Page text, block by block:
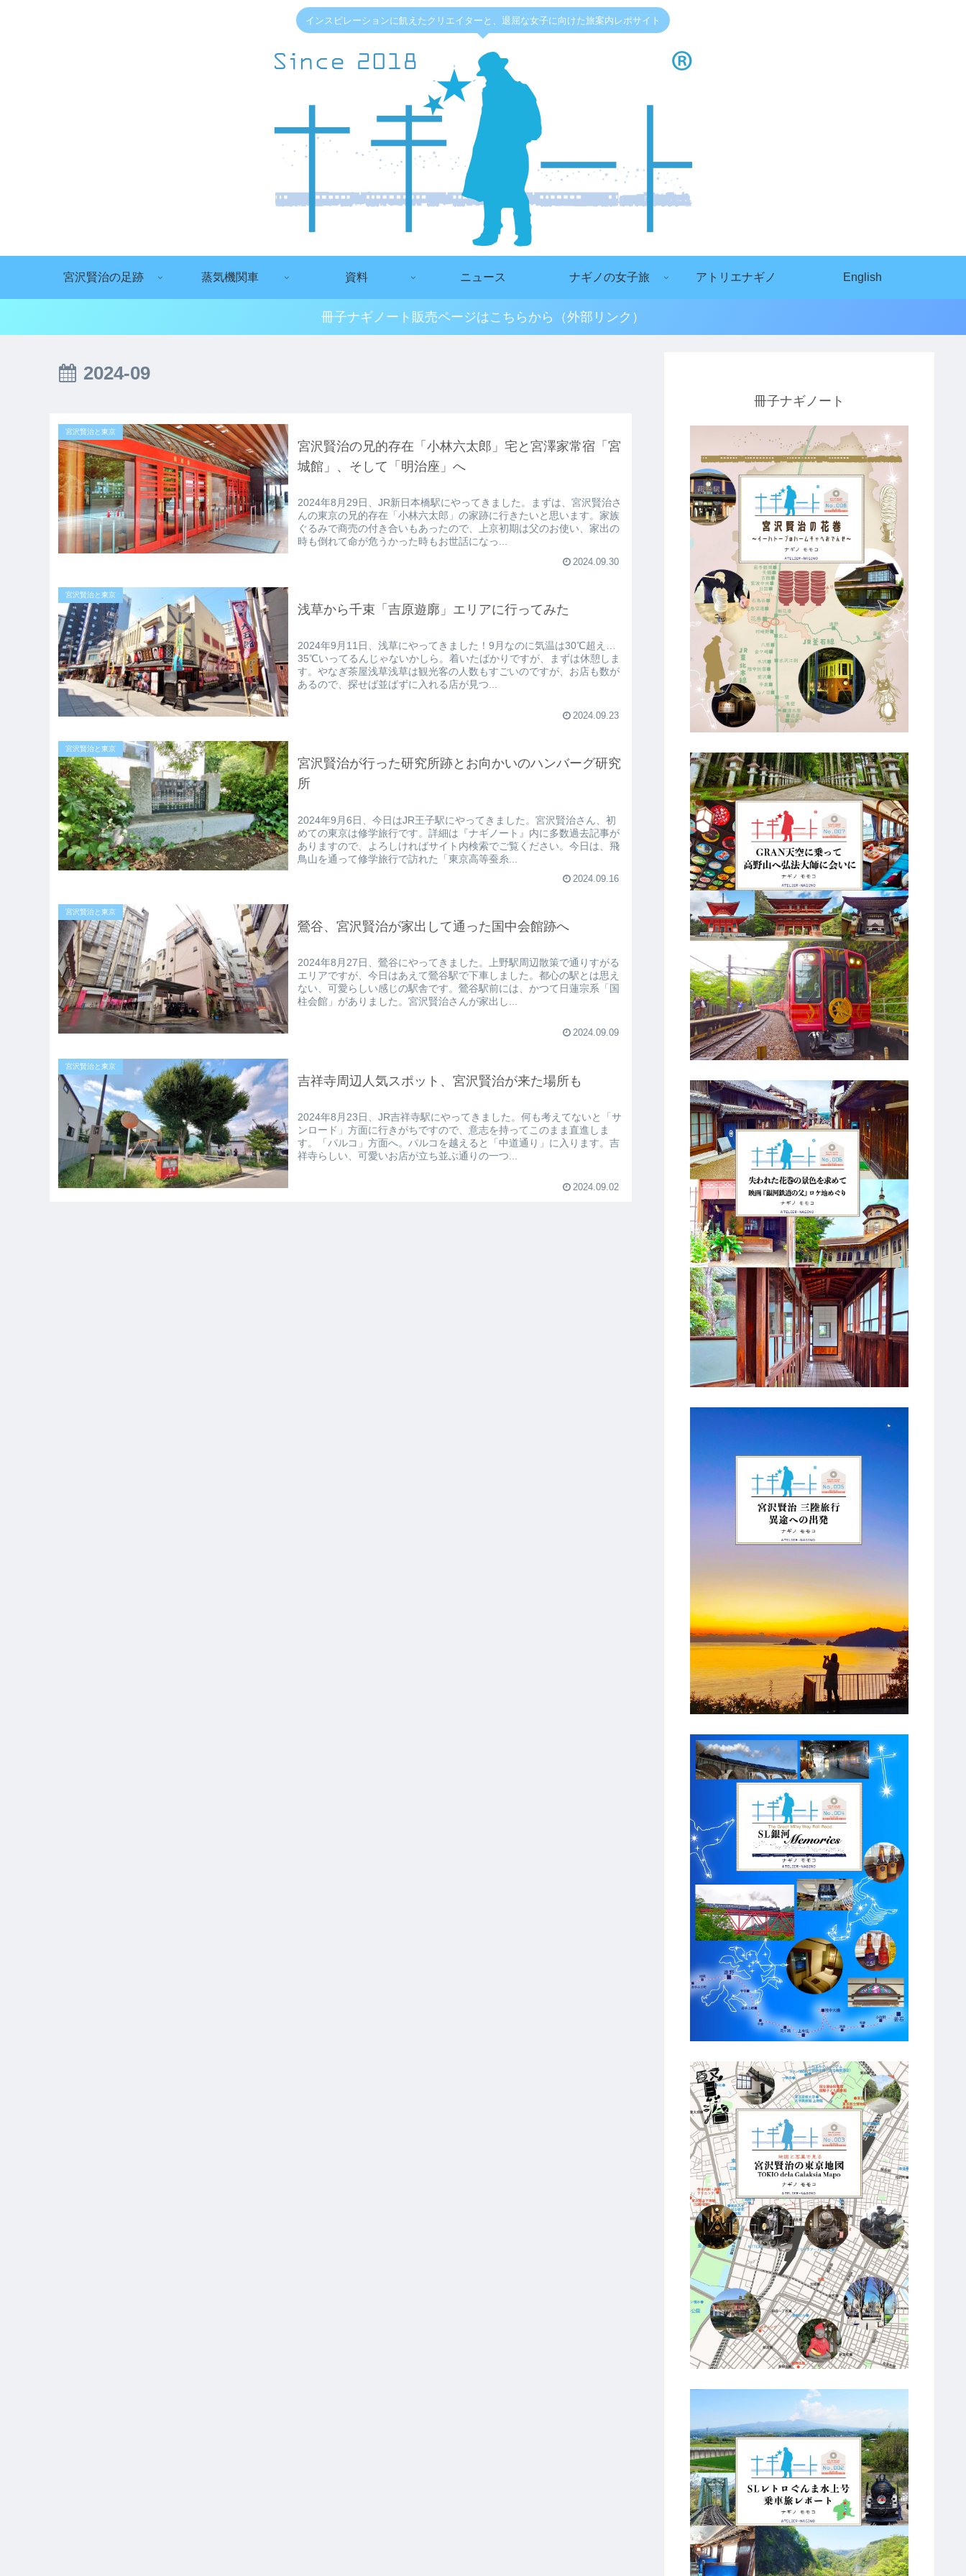
インスピレーションに飢えたクリエイターと、退屈な女子に向けた旅案内レポサイト
宮沢賢治の足跡 蒸気機関車 資料 ニュース ナギノの女子旅 アトリエナギノ English
冊子ナギノート販売ページはこちらから（外部リンク）
2024-09
宮沢賢治と東京
宮沢賢治の兄的存在「小林六太郎」宅と宮澤家常宿「宮
城館」、そして「明治座」へ
2024年8月29日、JR新日本橋駅にやってきました。まずは、宮沢賢治さ
んの東京の兄的存在「小林六太郎」の家跡に行きたいと思います。家族
ぐるみで商売の付き合いもあったので、上京初期は父のお使い、家出の
時も倒れて命が危うかった時もお世話になっ...
2024.09.30
宮沢賢治と東京
浅草から千束「吉原遊廓」エリアに行ってみた
2024年9月11日、浅草にやってきました！9月なのに気温は30℃超え…
35℃いってるんじゃないかしら。着いたばかりですが、まずは休憩しま
す。やなぎ茶屋浅草浅草は観光客の人数もすごいのですが、お店も数が
あるので、探せば並ばずに入れる店が見つ...
2024.09.23
宮沢賢治と東京
宮沢賢治が行った研究所跡とお向かいのハンバーグ研究
所
2024年9月6日、今日はJR王子駅にやってきました。宮沢賢治さん、初
めての東京は修学旅行です。詳細は『ナギノート』内に多数過去記事が
ありますので、よろしければサイト内検索でご覧ください。今日は、飛
鳥山を通って修学旅行で訪れた「東京高等蚕糸...
2024.09.16
宮沢賢治と東京
鶯谷、宮沢賢治が家出して通った国中会館跡へ
2024年8月27日、鶯谷にやってきました。上野駅周辺散策で通りすがる
エリアですが、今日はあえて鶯谷駅で下車しました。都心の駅とは思え
ない、可愛らしい感じの駅舎です。鶯谷駅前には、かつて日蓮宗系「国
柱会館」がありました。宮沢賢治さんが家出し...
2024.09.09
宮沢賢治と東京
吉祥寺周辺人気スポット、宮沢賢治が来た場所も
2024年8月23日、JR吉祥寺駅にやってきました。何も考えてないと「サ
ンロード」方面に行きがちですので、意志を持ってこのまま直進しま
す。「パルコ」方面へ。パルコを越えると「中道通り」に入ります。吉
祥寺らしい、可愛いお店が立ち並ぶ通りの一つ...
2024.09.02
冊子ナギノート